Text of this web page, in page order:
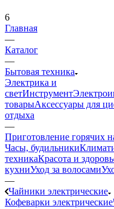
6
Главная
—
Каталог
—
Бытовая техника
Электрика и
светИнструмент
товарыАксессуары для
отдыха
—
Приготовление горячих
Часы, будильники
техникаКрасота и
кухниУход за волосами
—
Чайники электрические
Кофеварки электрические